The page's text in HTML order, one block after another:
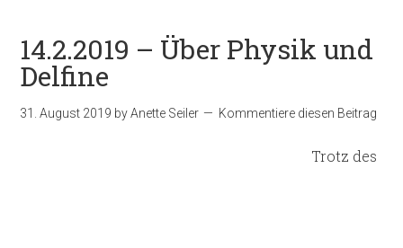
14.2.2019 – Über Physik und
Delfine
31. August 2019 byAnette Seiler Kommentiere diesen Beitrag
Trotz des